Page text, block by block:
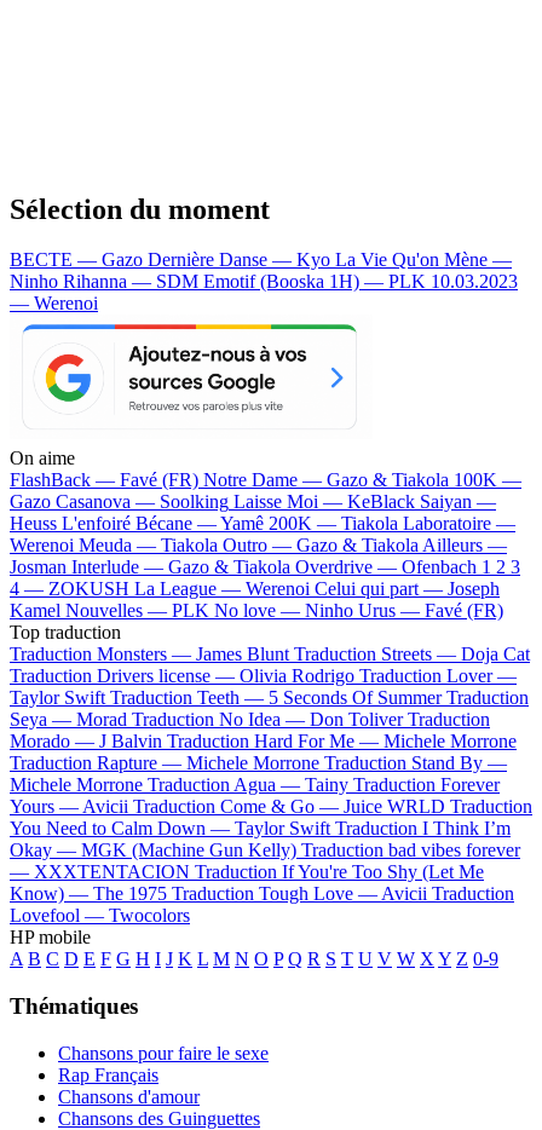
Sélection du moment
BECTE — Gazo Dernière Danse — Kyo La Vie Qu'on Mène —
Ninho Rihanna — SDM Emotif (Booska 1H) — PLK 10.03.2023
— Werenoi
On aime
FlashBack — Favé (FR) Notre Dame — Gazo & Tiakola 100K —
Gazo Casanova — Soolking Laisse Moi — KeBlack Saiyan —
Heuss L'enfoiré Bécane —Yamê 200K — Tiakola Laboratoire —
Werenoi Meuda — Tiakola Outro — Gazo & TiakolaAilleurs —
Josman Interlude — Gazo & Tiakola Overdrive — Ofenbach 1 2 3
4 — ZOKUSH La League — Werenoi Celui qui part — Joseph
Kamel Nouvelles — PLK No love — Ninho Urus — Favé (FR)
Top traduction
Traduction Monsters — James Blunt Traduction Streets — Doja Cat
Traduction Drivers license — Olivia Rodrigo Traduction Lover —
Taylor Swift Traduction Teeth — 5 Seconds Of Summer Traduction
Seya — Morad Traduction No Idea — Don Toliver Traduction
Morado — J Balvin Traduction Hard For Me — Michele Morrone
Traduction Rapture — Michele Morrone Traduction Stand By —
Michele Morrone Traduction Agua — Tainy Traduction Forever
Yours —Avicii Traduction Come & Go — Juice WRLD Traduction
You Need to Calm Down — Taylor Swift Traduction I Think I’m
Okay — MGK (Machine Gun Kelly) Traduction bad vibes forever
— XXXTENTACION Traduction If You're Too Shy (Let Me
Know) — The 1975 Traduction Tough Love —Avicii Traduction
Lovefool — Twocolors
HP mobile
A B C D E F G H I J K L M N O P Q R S T U V W XY Z 0-9
Thématiques
Chansons pour faire le sexe
Rap Français
Chansons d'amour
Chansons des Guinguettes